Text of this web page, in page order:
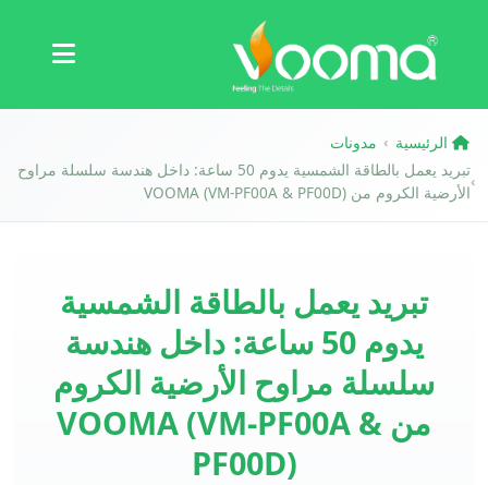
الشهادات
دراسة حالة
الرئيسية › مدونات
›
تبريد يعمل بالطاقة الشمسية يدوم 50 ساعة: داخل هندسة سلسلة مراوح
الأرضية الكروم من VOOMA (VM-PF00A & PF00D)
تبريد يعمل بالطاقة الشمسية
يدوم 50 ساعة: داخل هندسة
سلسلة مراوح الأرضية الكروم
من VOOMA (VM-PF00A &
PF00D)